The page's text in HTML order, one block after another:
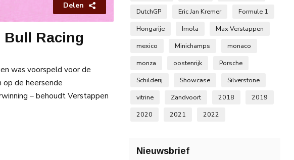
Delen
Racing
was voorspeld voor de
op de heersende
– behoudt Verstappen
DutchGP
Eric Jan Kremer
Formule 1
Hongarije
Imola
Max Verstappen
mexico
Minichamps
monaco
monza
oostenrijk
Porsche
Schilderij
Showcase
Silverstone
vitrine
Zandvoort 2018
2019
2020
2021 2022
Nieuwsbrief